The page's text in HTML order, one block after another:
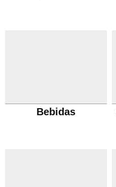
Bebidas